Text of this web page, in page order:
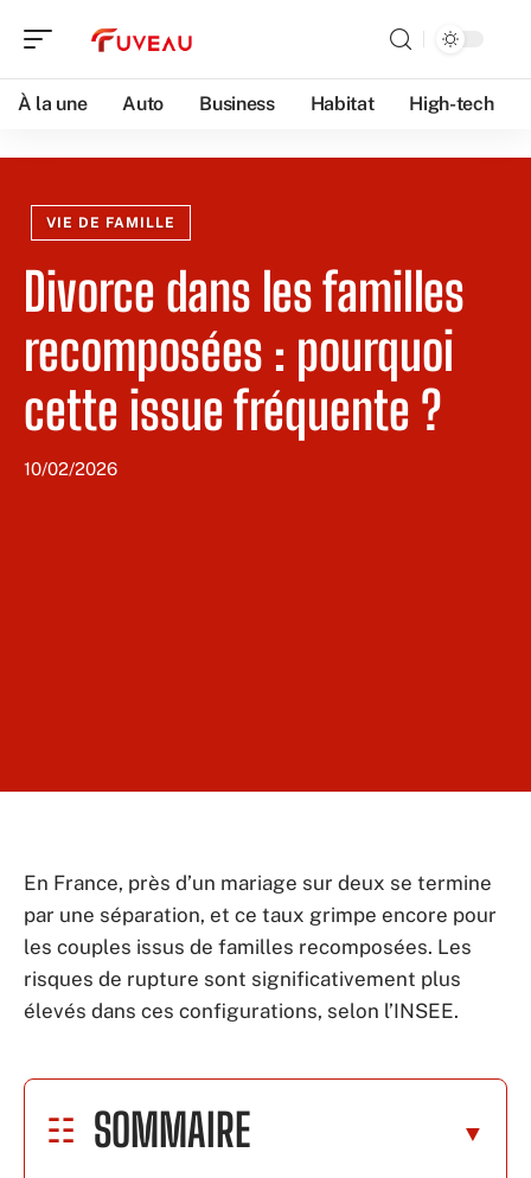
À la une Auto Business Habitat High-tech
VIE DE FAMILLE
Divorce dans les familles
recomposées : pourquoi
cette issue fréquente ?
10/02/2026
En France, près d’un mariage sur deux se termine
par une séparation, et ce taux grimpe encore pour
les couples issus de familles recomposées. Les
risques de rupture sont significativement plus
élevés dans ces configurations, selon l’INSEE.
SOMMAIRE